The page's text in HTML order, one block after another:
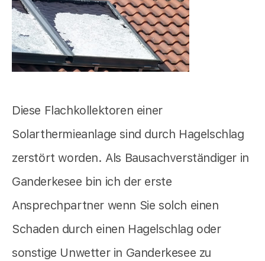
Diese Flachkollektoren einer
Solarthermieanlage sind durch Hagelschlag
zerstört worden. Als Bausachverständiger in
Ganderkesee bin ich der erste
Ansprechpartner wenn Sie solch einen
Schaden durch einen Hagelschlag oder
sonstige Unwetter in Ganderkesee zu